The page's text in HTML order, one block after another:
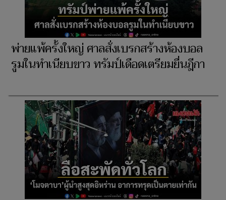
พ่ายแพ้ครั้งใหญ่ ศาลสั่งเบรกสร้างห้องบอล
รูมในทำเนียบขาว ทรัมป์เดือดเตรียมยื่นฎีกา